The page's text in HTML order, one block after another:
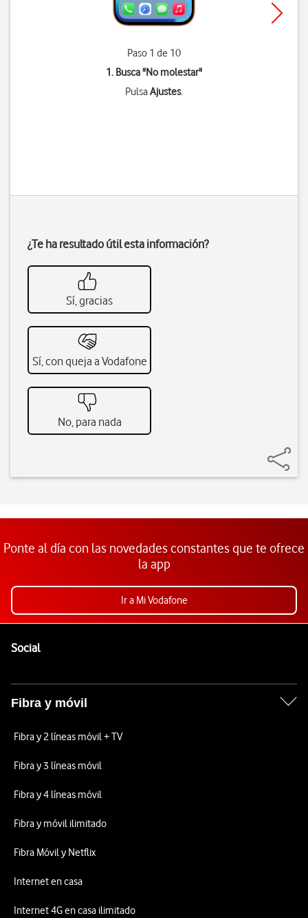
Paso 1 de 10
1. Busca "No molestar"
PulsaAjustes.
¿Te ha resultado útil esta información?
Sí, gracias
Sí, con queja a Vodafone
No, para nada
Ponte al día con las novedades constantes que te ofrece
la app
Ir a Mi Vodafone
SocialEnlaces a las redes sociales de Vodafone
Fibra y móvil
Fibra y 2 líneas móvil + TV
Fibra y 3 líneas móvil
Fibra y 4 líneas móvil
Fibra y móvil ilimitado
Fibra Móvil y Netflix
Internet en casa
Internet 4G en casa ilimitado